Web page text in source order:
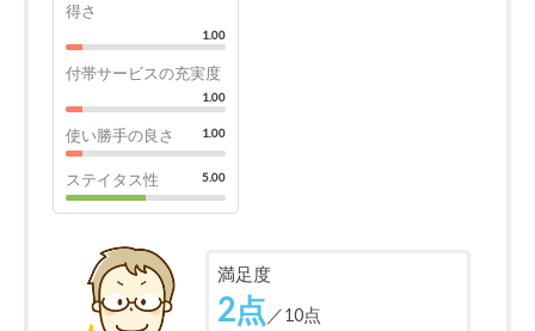
得さ
1.00
付帯サービスの充実度
1.00
使い勝手の良さ 1.00
ステイタス性 5.00
満足度
2点 ／10点